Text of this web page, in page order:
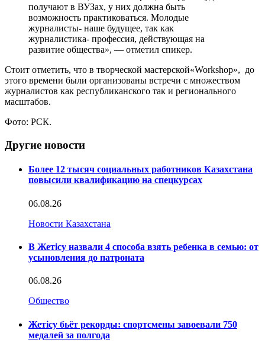
получают в ВУЗах, у них должна быть
возможность практиковаться. Молодые
журналисты- наше будущее, так как
журналистика- профессия, действующая на
развитие общества», — отметил спикер.
Стоит отметить, что в творческой мастерской«Workshop», до
этого времени были организованы встречи с множеством
журналистов как республиканского так и регионального
масштабов.
Фото: РСК.
Другие новости
Более 12 тысяч социальных работников Казахстана
повысили квалификацию на спецкурсах
06.08.26
Новости Казахстана
В Жетісу назвали 4 способа взять ребенка в семью: от
усыновления до патроната
06.08.26
Общество
Жетісу бьёт рекорды: спортсмены завоевали 750
медалей за полгода